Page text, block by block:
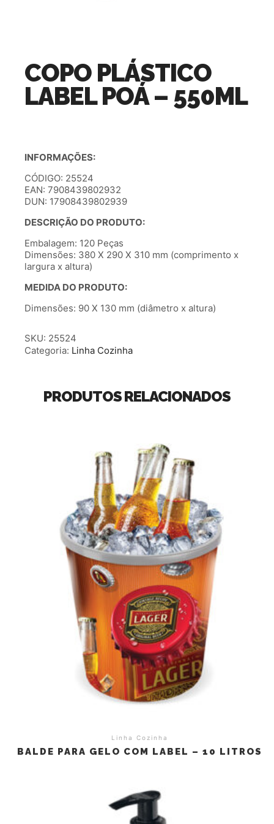
COPO PLÁSTICO
LABEL POÁ – 550ML
INFORMAÇÕES:
CÓDIGO: 25524
EAN: 7908439802932
DUN: 17908439802939
DESCRIÇÃO DO PRODUTO:
Embalagem: 120 Peças
Dimensões: 380 X 290 X 310 mm (comprimento x
largura x altura)
MEDIDA DO PRODUTO:
Dimensões: 90 X 130 mm (diâmetro x altura)
SKU: 25524
Categoria: Linha Cozinha
PRODUTOS RELACIONADOS
Linha Cozinha
BALDE PARA GELO COM LABEL – 10 LITROS